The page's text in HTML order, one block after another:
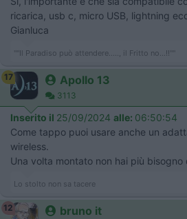
ricarica, usb c, micro USB, lightning
Gianluca
""Il Paradiso può attendere....., il Fritto no...!!""
17 Apollo 13
3113
Inserito il 25/09/2024 alle: 06:50:54
Come tappo puoi usare anche un
wireless.
Una volta montato non hai più
Lo stolto non sa tacere
12 bruno it